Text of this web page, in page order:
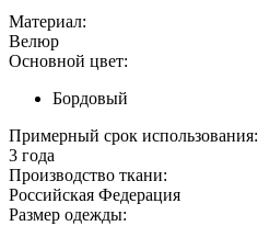
Материал:
Велюр
Основной цвет:
Бордовый
Примерный срок использования:
3 года
Производство ткани:
Российская Федерация
Размер одежды: